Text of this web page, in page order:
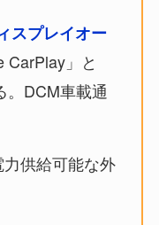
スプレイオー
CarPlay」と
。DCM車載通
供給可能な外